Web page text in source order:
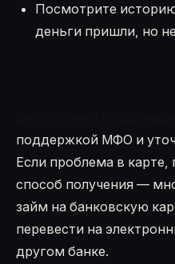
Посмотрите
деньги пришли, но
поддержкой МФО и
Если проблема в
способ получения —
займ на банковскую
перевести на
другом банке.